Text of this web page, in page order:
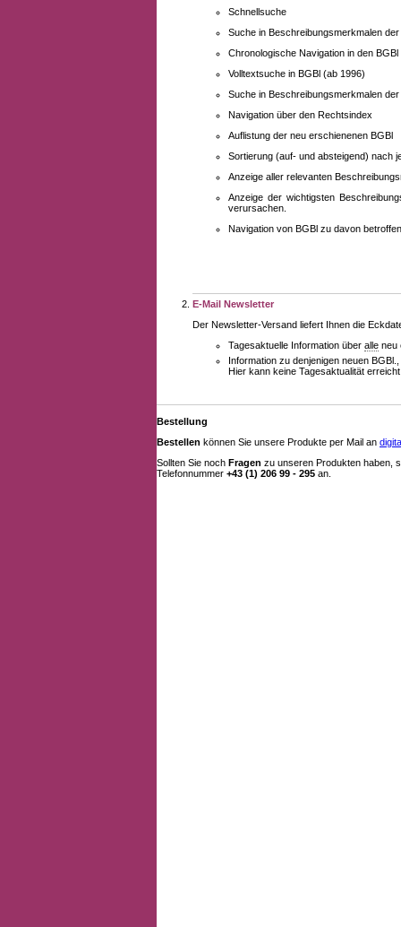
Schnellsuche
Suche in Beschreibungsmerkmalen
Chronologische Navigation in den BGBl
Volltextsuche in BGBl (ab 1996)
Suche in Beschreibungsmerkmalen
Navigation über den Rechtsindex
Auflistung der neu erschienenen BGBl
Sortierung (auf- und absteigend) nach
Anzeige aller relevanten
Anzeige der wichtigsten
verursachen.
Navigation von BGBl zu davon
E-Mail Newsletter
Der Newsletter-Versand liefert Ihnen die
Tagesaktuelle Information über alle neu
Information zu denjenigen neuen
Hier kann keine Tagesaktualität
Bestellung
Bestellen können Sie unsere Produkte per Mail an
Sollten Sie noch Fragen zu unseren Produkten haben,
Telefonnummer +43 (1) 206 99 - 295 an.